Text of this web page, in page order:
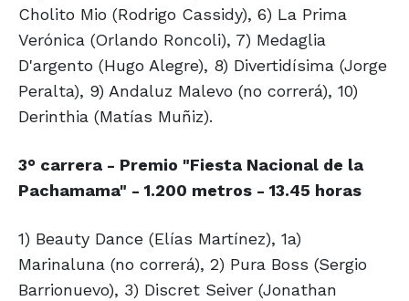
Cholito Mio (Rodrigo Cassidy), 6) La Prima
Verónica (Orlando Roncoli), 7) Medaglia
D'argento (Hugo Alegre), 8) Divertidísima (Jorge
Peralta), 9) Andaluz Malevo (no correrá), 10)
Derinthia (Matías Muñiz).
3° carrera - Premio "Fiesta Nacional de la
Pachamama" - 1.200 metros - 13.45 horas
1) Beauty Dance (Elías Martínez), 1a)
Marinaluna (no correrá), 2) Pura Boss (Sergio
Barrionuevo), 3) Discret Seiver (Jonathan